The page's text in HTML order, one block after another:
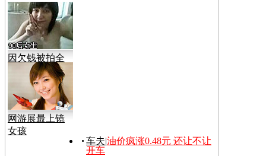
因欠钱被拍全
裸视频
网游展最上镜
女孩
车夫|油价疯涨0.48元 还让不让
开车